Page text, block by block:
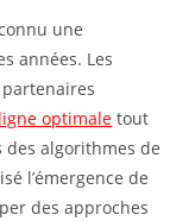
une
années. Les
optimale tout
des algorithmes de
l’émergence de
des approches